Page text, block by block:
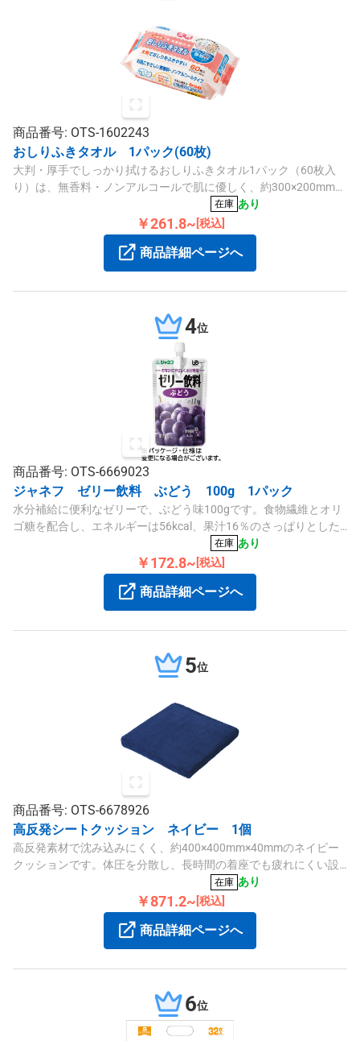
商品番号: OTS-1602243
おしりふきタオル 1パック(60枚)
大判・厚手でしっかり拭けるおしりふきタオル1パック（60枚入
り）は、無香料・ノンアルコールで肌に優しく、約300×200mmの
在庫 あり
￥261.8~ [税込]
商品詳細ページへ
4位
商品番号: OTS-6669023
ジャネフ ゼリー飲料 ぶどう 100g 1パック
水分補給に便利なゼリーで、ぶどう味100gです。食物繊維とオリ
ゴ糖を配合し、エネルギーは56kcal、果汁16％のさっぱりとした
在庫 あり
￥172.8~[税込]
商品詳細ページへ
5位
商品番号: OTS-6678926
高反発シートクッション ネイビー 1個
高反発素材で沈み込みにくく、約400×400mm×40mmのネイビー
クッションです。体圧を分散し、長時間の着座でも疲れにくい設
在庫 あり
￥871.2~ [税込]
商品詳細ページへ
6位